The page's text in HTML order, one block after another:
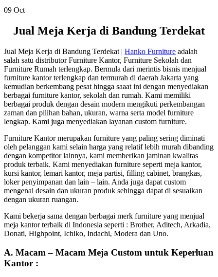
09 Oct
Jual Meja Kerja di Bandung Terdekat
Jual Meja Kerja di Bandung Terdekat | Hanko Furniture adalah
salah satu distributor Furniture Kantor, Furniture Sekolah dan
Furniture Rumah terlengkap. Bermula dari merintis bisnis menjual
furniture kantor terlengkap dan termurah di daerah Jakarta yang
kemudian berkembang pesat hingga saaat ini dengan menyediakan
berbagai furniture kantor, sekolah dan rumah. Kami memiliki
berbagai produk dengan desain modern mengikuti perkembangan
zaman dan pilihan bahan, ukuran, warna serta model furniture
lengkap. Kami juga menyediakan layanan custom furniture.
Furniture Kantor merupakan furniture yang paling sering diminati
oleh pelanggan kami selain harga yang relatif lebih murah dibanding
dengan kompetitor lainnya, kami memberikan jaminan kwalitas
produk terbaik. Kami menyediakan furniture seperti meja kantor,
kursi kantor, lemari kantor, meja partisi, filling cabinet, brangkas,
loker penyimpanan dan lain – lain. Anda juga dapat custom
mengenai desain dan ukuran produk sehingga dapat di sesuaikan
dengan ukuran ruangan.
Kami bekerja sama dengan berbagai merk furniture yang menjual
meja kantor terbaik di Indonesia seperti : Brother, Aditech, Arkadia,
Donati, Highpoint, Ichiko, Indachi, Modera dan Uno.
A. Macam – Macam Meja Custom untuk Keperluan
Kantor :